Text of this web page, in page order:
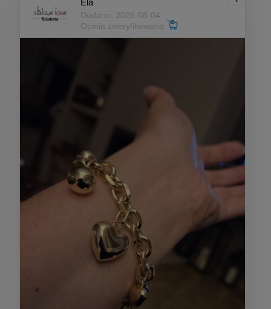
Dodano: 2026-08-04
Opinia zweryfikowana